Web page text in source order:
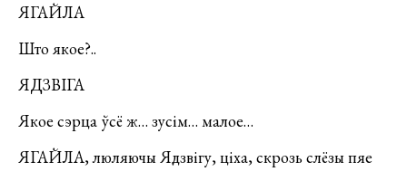
ЯГАЙЛА
Што якое?..
ЯДЗВІГА
Якое сэрца ўсё ж… зусім… малое…
ЯГАЙЛА, люляючы Ядзвігу, ціха, скрозь слёзы пяе